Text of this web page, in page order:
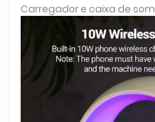
Carregador e caixa de som